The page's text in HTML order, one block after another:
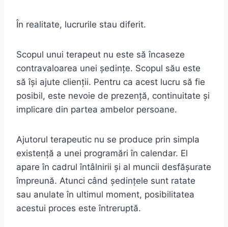
În realitate, lucrurile stau diferit.
Scopul unui terapeut nu este să încaseze
contravaloarea unei ședințe. Scopul său este
să își ajute clienții. Pentru ca acest lucru să fie
posibil, este nevoie de prezență, continuitate și
implicare din partea ambelor persoane.
Ajutorul terapeutic nu se produce prin simpla
existență a unei programări în calendar. El
apare în cadrul întâlnirii și al muncii desfășurate
împreună. Atunci când ședințele sunt ratate
sau anulate în ultimul moment, posibilitatea
acestui proces este întreruptă.